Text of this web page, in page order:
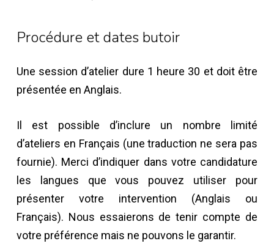
Procédure et dates butoir
Une session d’atelier dure 1 heure 30 et doit être
présentée en Anglais.
Il est possible d’inclure un nombre limité
d’ateliers en Français (une traduction ne sera pas
fournie). Merci d’indiquer dans votre candidature
les langues que vous pouvez utiliser pour
présenter votre intervention (Anglais ou
Français). Nous essaierons de tenir compte de
votre préférence mais ne pouvons le garantir.